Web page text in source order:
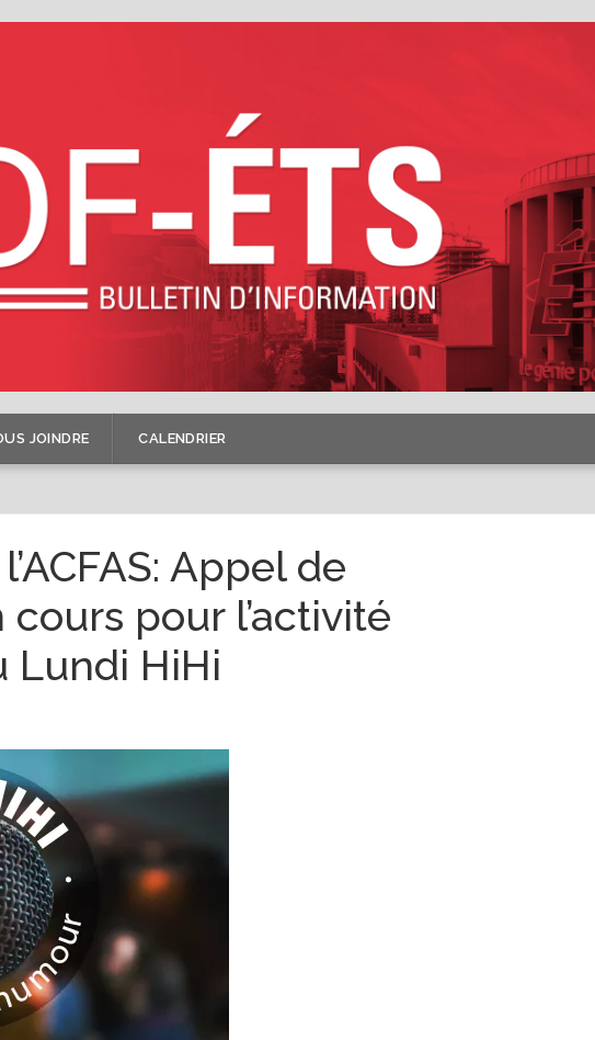
JOINDRE CALENDRIER
Appel de
pour l’activité
Lundi HiHi